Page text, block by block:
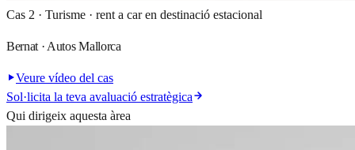
Cas 2 · Turisme · rent a car en destinació estacional
Bernat · Autos Mallorca
Veure vídeo del cas
Sol·licita la teva avaluació estratègica
Qui dirigeix aquesta àrea